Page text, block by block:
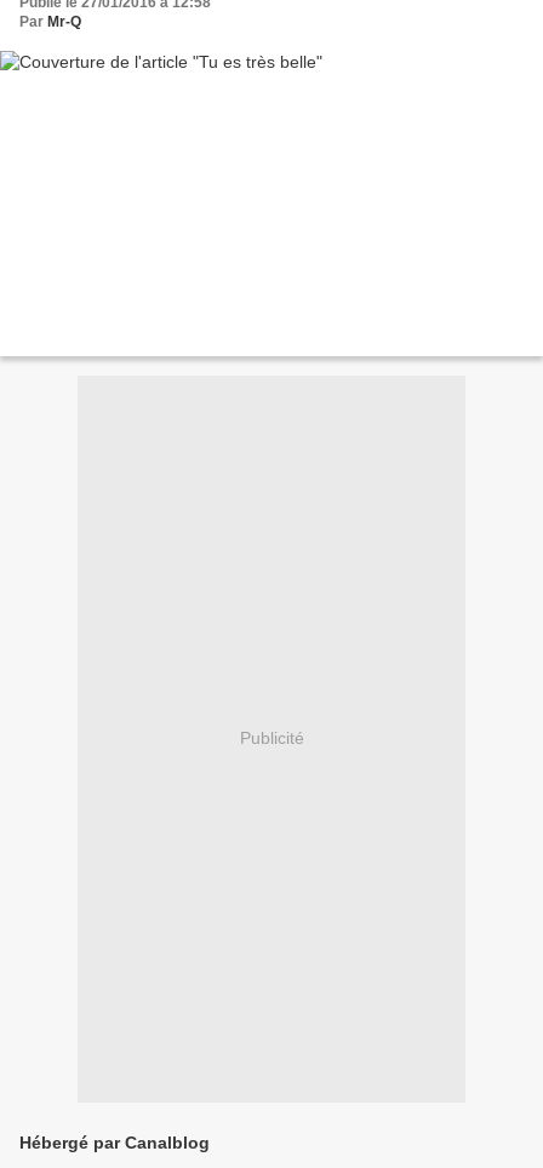
Par Mr-Q
Publicité
Hébergé par Canalblog